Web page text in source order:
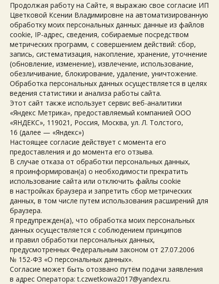
Продолжая работу на Сайте, я выражаю свое согласие ИП
Цветковой Ксении Владимировне на автоматизированную
обработку моих персональных данных: данные из файлов
cookie, IP-адрес, сведения, собираемые посредством
метрических программ, с совершением действий: сбор,
запись, систематизация, накопление, хранение, уточнение
(обновление, изменение), извлечение, использование,
обезличивание, блокирование, удаление, уничтожение.
Обработка персональных данных осуществляется в целях
ведения статистики и анализа работы сайта.
Этот сайт также использует сервис веб-аналитики
«Яндекс Метрика», предоставляемый компанией ООО
«ЯНДЕКС», 119021, Россия, Москва, ул. Л. Толстого,
16 (далее — «Яндекс»)
Настоящее согласие действует с момента его
предоставления и до момента его отзыва.
В случае отказа от обработки персональных данных,
я проинформирован(а) о необходимости прекратить
использование сайта или отключить файлы cookie
в настройках браузера и запретить сбор метрических
данных, в том числе путем использования расширений для
браузера.
Я предупрежден(а), что обработка моих персональных
данных осуществляется с соблюдением принципов
и правил обработки персональных данных,
предусмотренных Федеральным законом от 27.07.2006
№ 152-ФЗ «О персональных данных».
Согласие может быть отозвано путём подачи заявления
в адрес Оператора: t.czwetkowa2017@yandex.ru.